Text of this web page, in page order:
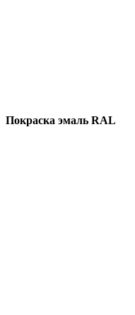
Покраска эмаль RAL